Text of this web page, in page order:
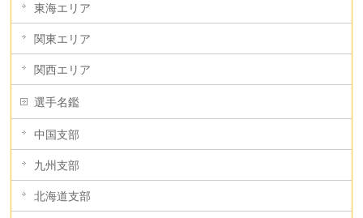
東海エリア
関東エリア
関西エリア
選手名鑑
中国支部
九州支部
北海道支部